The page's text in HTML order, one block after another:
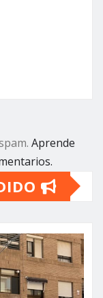
Aprende